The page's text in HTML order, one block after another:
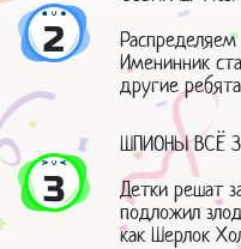
2
Именинник
другие
3
ШПИОНЫ ВСЁ
Детки решат
подложил
как Шерлок